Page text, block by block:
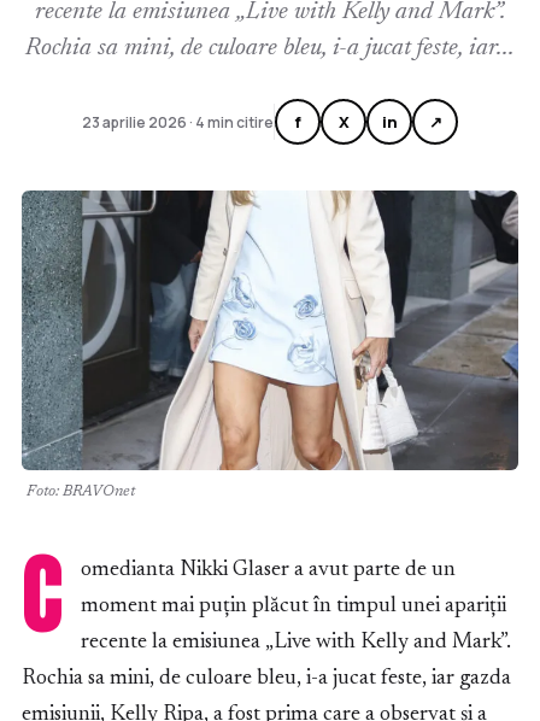
recente la emisiunea „Live with Kelly and Mark”.
Rochia sa mini, de culoare bleu, i-a jucat feste, iar...
23 aprilie 2026 · 4 min citire f X in ↗
Foto: BRAVOnet
C
omedianta Nikki Glaser a avut parte de un
moment mai puțin plăcut în timpul unei apariții
recente la emisiunea „Live with Kelly and Mark”.
Rochia sa mini, de culoare bleu, i-a jucat feste, iar gazda
emisiunii, Kelly Ripa, a fost prima care a observat și a